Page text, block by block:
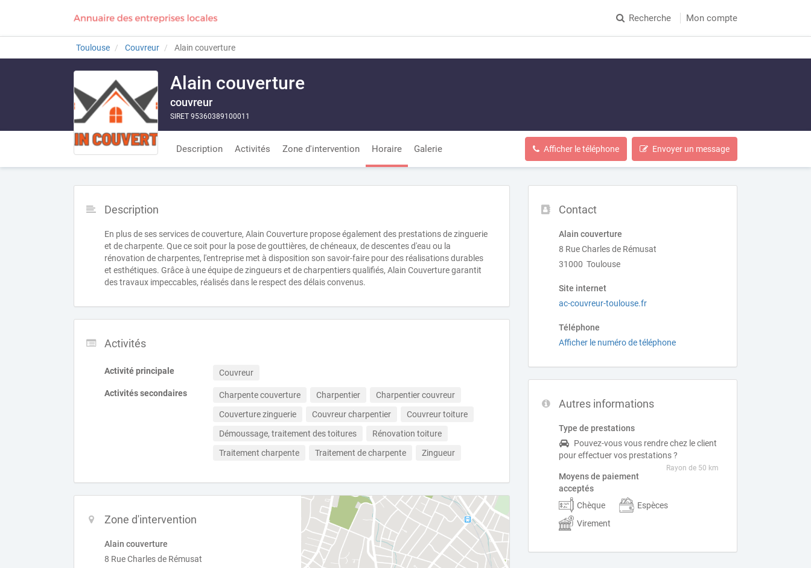
Recherche Mon compte
Toulouse Couvreur Alain couverture
Alain couverture
couvreur
SIRET 95360389100011
Description Activités Zone d'intervention Horaire Galerie Afficher le téléphone Envoyer un message
Contact
Alain couverture
8 Rue Charles de Rémusat
31000 Toulouse
Site internet
ac-couvreur-toulouse.fr
Téléphone
Afficher le numéro de téléphone
Autres informations
Type de prestations
Pouvez-vous vous rendre chez le client
pour effectuer vos prestations ?
Rayon de 50 km
Moyens de paiement
acceptés
Chèque
Espèces
Virement
Description
En plus de ses services de couverture, Alain Couverture propose également des prestations de zinguerie
et de charpente. Que ce soit pour la pose de gouttières, de chéneaux, de descentes d'eau ou la
rénovation de charpentes, l'entreprise met à disposition son savoir-faire pour des réalisations durables
et esthétiques. Grâce à une équipe de zingueurs et de charpentiers qualifiés, Alain Couverture garantit
des travaux impeccables, réalisés dans le respect des délais convenus.
Activités
Activité principale Couvreur
Activités secondaires Charpente couverture Charpentier
Charpentier couvreur
Couverture zinguerie
Couvreur charpentier
Couvreur toiture
Démoussage, traitement des toitures
Rénovation toiture
Traitement charpente
Traitement de charpente Zingueur
Zone d'intervention
Alain couverture
8 Rue Charles de Rémusat